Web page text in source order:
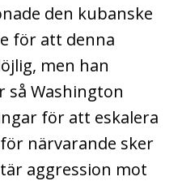
den kubanske
för att denna
men han
så Washington
för att eskalera
närvarande sker
aggression mot